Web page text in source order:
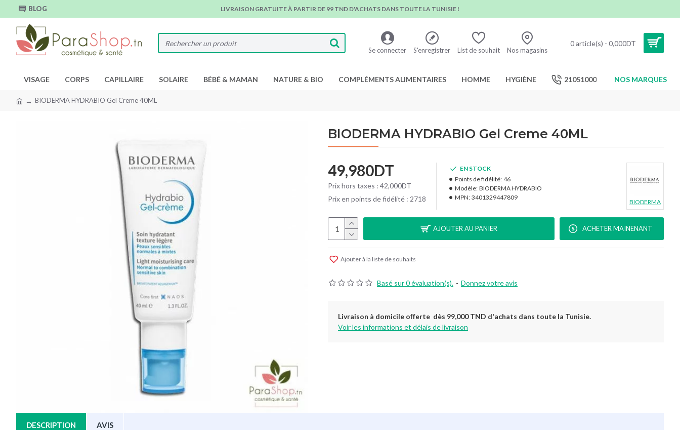
BLOG LIVRAISON GRATUITE À PARTIR DE 99 TND D'ACHATS DANS TOUTE LA TUNISIE !
Se connecter S'enregistrer List de souhait Nos magasins
0 article(s) - 0,000DT
VISAGE CORPS CAPILLAIRE SOLAIRE BÉBÉ & MAMAN NATURE & BIO COMPLÉMENTS ALIMENTAIRES HOMME HYGIÈNE 21051000 NOS MARQUES
BIODERMA HYDRABIO Gel Creme 40ML
BIODERMA HYDRABIO Gel Creme 40ML
Basé sur 0 évaluation(s). - Donnez votre avis
49,980DT
Prix hors taxes : 42,000DT
Prix en points de fidélité : 2718
EN STOCK
Points de fidélité: 46
Modèle: BIODERMA HYDRABIO
MPN: 3401329447809
BIODERMA
AJOUTER AU PANIER ACHETER MAINENANT
Ajouter à la liste de souhaits
Livraison à domicile offerte dès 99,000 TND d'achats dans toute la Tunisie.
Voir les informations et délais de livraison
DESCRIPTION AVIS